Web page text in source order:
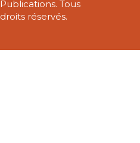
Publications. Tous
droits réservés.